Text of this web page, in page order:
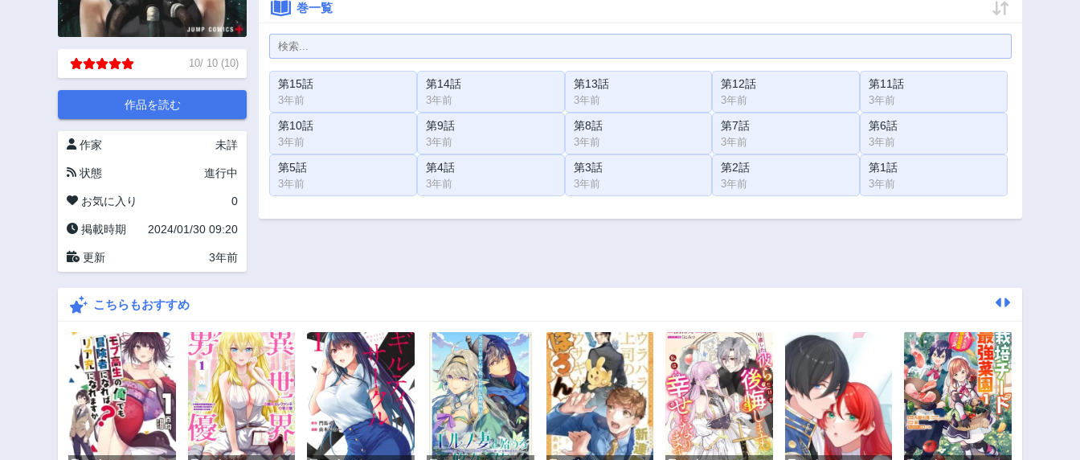
10/ 10 (10)
作品を読む
作家 未詳
状態 進行中
お気に入り 0
掲載時期 2024/01/30 09:20
更新 3年前
巻一覧
第15話
3年前
第14話
3年前
第13話
3年前
第12話
3年前
第11話
3年前
第10話
3年前
第9話
3年前
第8話
3年前
第7話
3年前
第6話
3年前
第5話
3年前
第4話
3年前
第3話
3年前
第2話
3年前
第1話
3年前
こちらもおすすめ